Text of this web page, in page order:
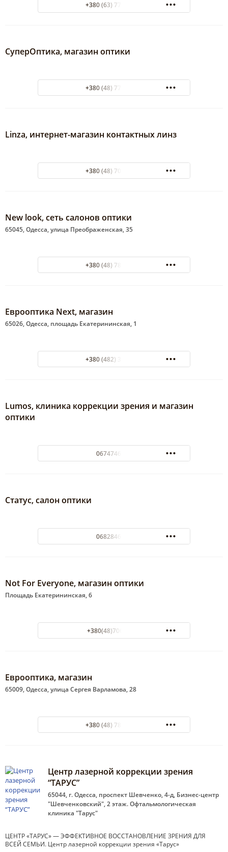
+380 (63) 771-89-10
СуперОптика, магазин оптики
+380 (48) 772-11-23
Linza, интернет-магазин контактных линз
+380 (48) 701-42-32
New look, сеть салонов оптики
65045, Одесса, улица Преображенская, 35
+380 (48) 784-58-90
Еврооптика Next, магазин
65026, Одесса, площадь Екатерининская, 1
+380 (482) 32-62-55
Lumos, клиника коррекции зрения и магазин
оптики
0674746535
Статус, салон оптики
0682846070
Not For Everyone, магазин оптики
Площадь Екатерининская, 6
+380(48)706-32-32
Еврооптика, магазин
65009, Одесса, улица Сергея Варламова, 28
+380 (48) 784-60-44
Центр лазерной коррекции зрения
“ТАРУС”
65044, г. Одесса, проспект Шевченко, 4-д, Бизнес-центр
"Шевченковский", 2 этаж. Офтальмологическая
клиника "Тарус"
ЦЕНТР «ТАРУС» — ЭФФЕКТИВНОЕ ВОССТАНОВЛЕНИЕ ЗРЕНИЯ ДЛЯ
ВСЕЙ СЕМЬИ. Центр лазерной коррекции зрения «Тарус»